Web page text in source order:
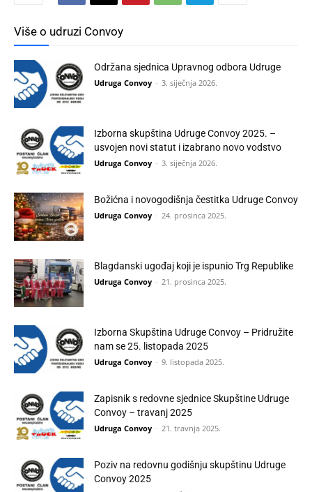
Više o udruzi Convoy
Održana sjednica Upravnog odbora Udruge
Udruga Convoy - 3. siječnja 2026.
Izborna skupština Udruge Convoy 2025. –
usvojen novi statut i izabrano novo vodstvo
Udruga Convoy - 3. siječnja 2026.
Božićna i novogodišnja čestitka Udruge Convoy
Udruga Convoy - 24. prosinca 2025.
Blagdanski ugođaj koji je ispunio Trg Republike
Udruga Convoy - 21. prosinca 2025.
Izborna Skupština Udruge Convoy – Pridružite
nam se 25. listopada 2025
Udruga Convoy - 9. listopada 2025.
Zapisnik s redovne sjednice Skupštine Udruge
Convoy – travanj 2025
Udruga Convoy - 21. travnja 2025.
Poziv na redovnu godišnju skupštinu Udruge
Convoy 2025